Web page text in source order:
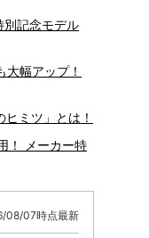
別記念モデル
大幅アップ！
ミツ」とは！
！ メーカー特
08/07時点最新